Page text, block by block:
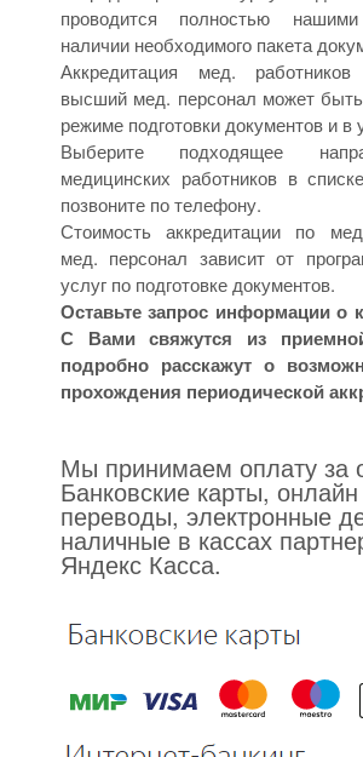
проводится полностью
наличии необходимого пакета
Аккредитация мед.
высший мед. персонал может
режиме подготовки документов и в
Выберите подходящее
медицинских работников в
позвоните по телефону.
Стоимость аккредитации по
мед. персонал зависит от
услуг по подготовке документов.
Оставьте запрос информации о
С Вами свяжутся из
подробно расскажут о
прохождения периодической
Мы принимаем оплату за
Банковские карты, онлайн
переводы, электронные
наличные в кассах
Яндекс Касса.